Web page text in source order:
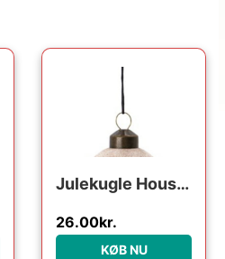
Julekugle House Doctor Ornament Velour sand Ø5,5 cm
26.00kr.
KØB NU